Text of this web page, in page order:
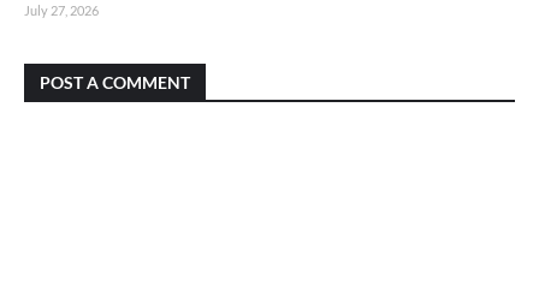
July 27, 2026
POST A COMMENT